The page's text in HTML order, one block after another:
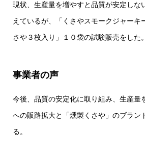
現状、生産量を増やすと品質が安定しな
えているが、「くさやスモークジャーキ
さや３枚入り」１０袋の試験販売をした。
事業者の声
今後、品質の安定化に取り組み、生産量
への販路拡大と「燻製くさや」のブラン
る。